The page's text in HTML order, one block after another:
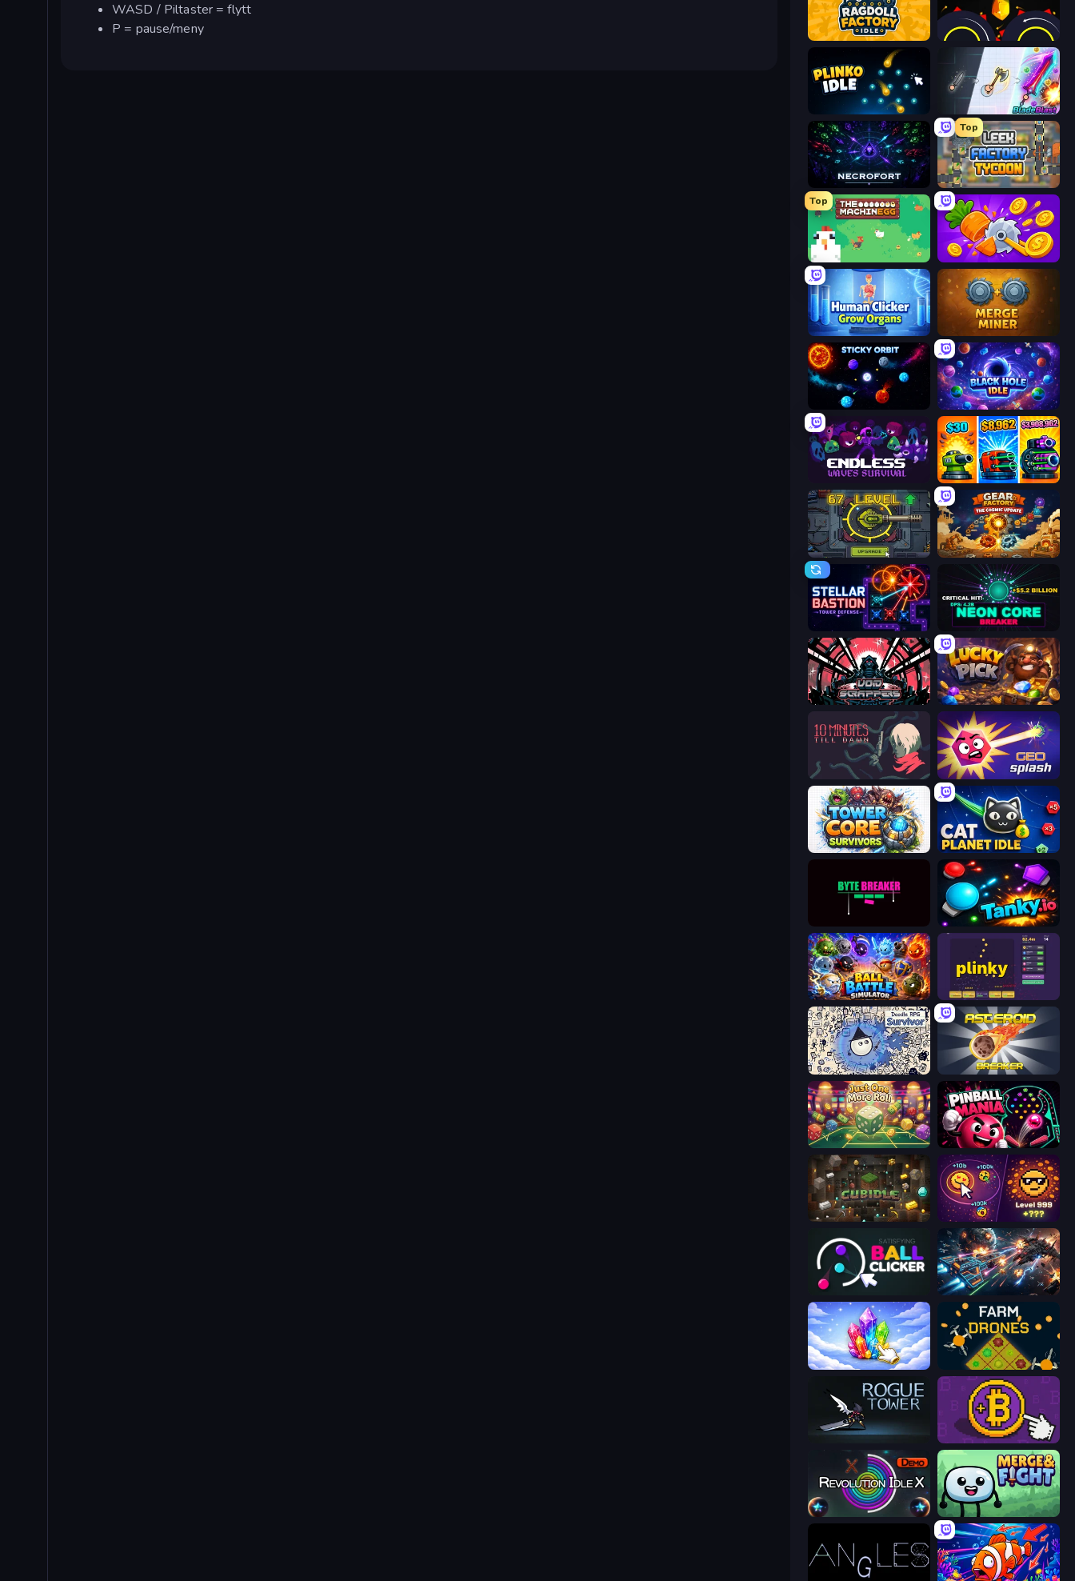
WASD / Piltaster = flytt
P = pause/meny
Ragdoll Factory Idle Crusher Clicker
Plinko Idle BladeBlast.io
Necrofort
Top
Leek Factory Tycoon
Top
The MachinEGG Farm Ring Idle
Human Clicker: Grow Organs Merge Miner
Sticky Orbit Black Hole Idle
Endless Waves Survival Pumpkin Defense: Merge Cannon
Tank Evolution Gear Factory
Stellar Bastion Neon Core Breaker
Void Scrappers Lucky Pick
10 Minutes Till Dawn GEOsplash
Tower Core Survivors Cat Planet Idle
Tanky.io
Ball Battle Simulator Plinky
Doodle RPG Survivor Asteroid Breaker
Just One More Roll Pinball Mania
Cubidle Dominate All Shapes
Satisfying Ball Clicker Neon Nexus: Starship Evolution
Crystalia Idle Clicker Farm Drones
Rogue Tower Money Maker
Revolution Idle X Merge & Fight